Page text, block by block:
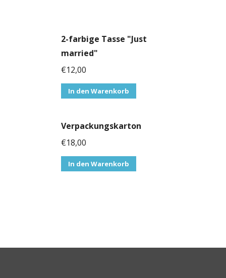
2-farbige Tasse "Just
married"
€12,00
In den Warenkorb
Verpackungskarton
€18,00
In den Warenkorb